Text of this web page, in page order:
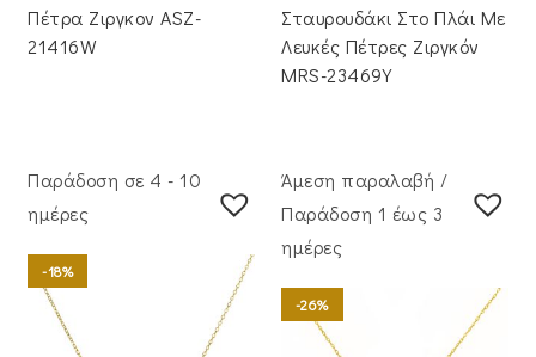
Πέτρα Ζιργκον ASZ-
21416W
Σταυρουδάκι Στο Πλάι Με
Λευκές Πέτρες Ζιργκόν
MRS-23469Y
Παράδοση σε 4 - 10
ημέρες
-18%
Άμεση παραλαβή /
Παράδoση 1 έως 3
ημέρες
-26%